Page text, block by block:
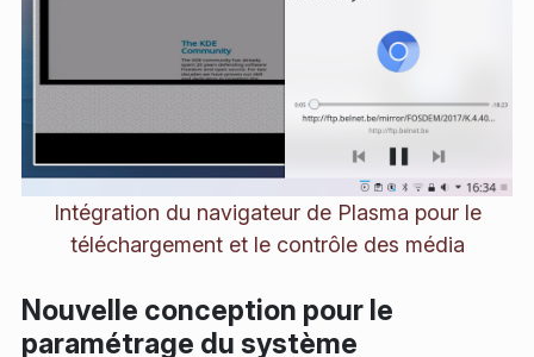
Intégration du navigateur de Plasma pour le
téléchargement et le contrôle des média
Nouvelle conception pour le
paramétrage du système